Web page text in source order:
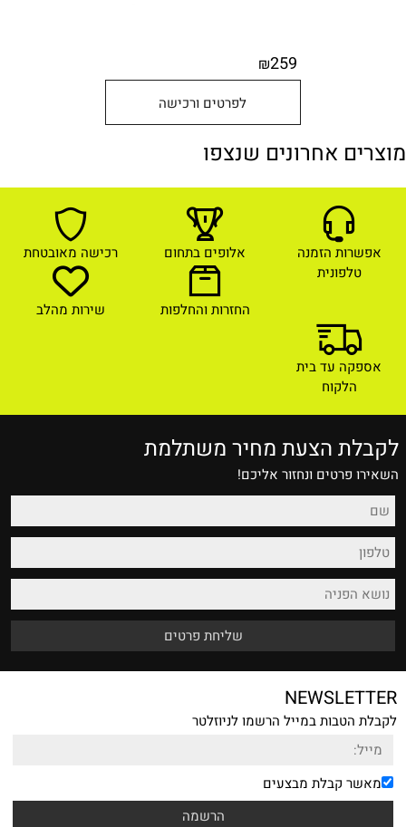
₪259
לפרטים ורכישה
מוצרים אחרונים שנצפו
אפשרות הזמנה
טלפונית
אלופים בתחום רכישה מאובטחת
החזרות והחלפות שירות מהלב
אספקה עד בית
הלקוח
לקבלת הצעת מחיר משתלמת
השאירו פרטים ונחזור אליכם!
NEWSLETTER
לקבלת הטבות במייל הרשמו לניוזלטר
מאשר קבלת מבצעים